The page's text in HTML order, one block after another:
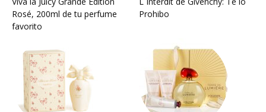
Rosé, 200ml de tu perfume
favorito
Prohibo